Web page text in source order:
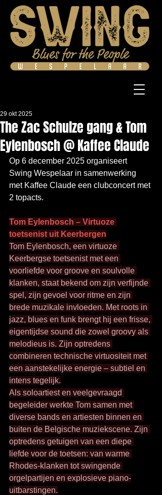
The Zac Schulze gang & Tom
Eylenbosch @ Kaffee Claude
29 okt 2025
Op 6 december 2025 organiseert
Swing Wespelaar in samenwerking
met Kaffee Claude een clubconcert met
2 topacts.
Tom Eylenbosch – Virtuoze
toetsenist uit Keerbergen
Tom Eylenbosch, een virtuoze
Keerbergse toetsenist met een
voorliefde voor groove en soulvolle
klanken, staat bekend om zijn verfijnde
spel, zijn gevoel voor ritme en zijn
brede muzikale invloeden. Met roots in
jazz, blues en funk brengt hij een frisse,
eigentijdse sound die zowel groovy als
melodieus is. Zijn optredens
combineren technische virtuositeit met
een aanstekelijke energie – subtiel en
intens tegelijk.
Als soloartiest en veelgevraagd
begeleider werkte Tom samen met
diverse bands en artiesten binnen en
buiten de Belgische muziekscene. Zijn
optredens getuigen van een diepe
liefde voor de toetsen: van warme
Rhodes-klanken tot swingende
orgelpartijen en explosieve piano-
uitbarstingen.